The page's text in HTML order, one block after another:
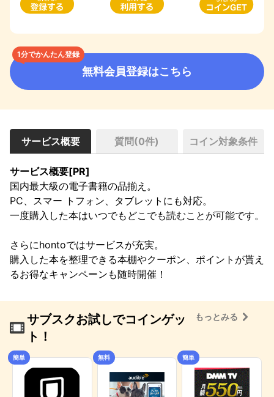
1分でかんたん登録
無料会員登録はこちら
サービス概要 質問(0件) コイン対象条件
サービス概要[PR]
国内最大級の電子書籍の品揃え。
PC、スマー トフォン、タブレットにも対応。
一度購入した本はいつでもどこでも読むことが可能です。
さらにhontoではサービスが充実。
購入した本を整理できる本棚やクーポン、ポイントが貰え
るお得なキャンペーンも随時開催！
サブスクお試しでコインゲッ
ト！
もっとみる
簡単 無料 簡単